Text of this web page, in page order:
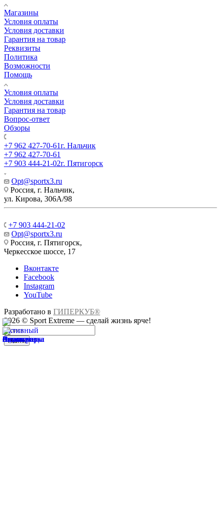
Магазины
Условия оплаты
Условия доставки
Гарантия на товар
Реквизиты
Политика
Возможности
Помощь
Условия оплаты
Условия доставки
Гарантия на товар
Вопрос-ответ
Обзоры
+7 962 427-70-61г. Нальчик
+7 962 427-70-61
+7 903 444-21-02г. Пятигорск
Opt@sportx3.ru
Россия, г. Нальчик,
ул. Кирова, 306А/98
+7 903 444-21-02
Opt@sportx3.ru
Россия, г. Пятигорск,
Черкесское шоссе, 17
Вконтакте
Facebook
Instagram
YouTube
Разработано в ГИПЕРКУБ®
2026 © Sport Extreme — сделай жизнь ярче!
Найти